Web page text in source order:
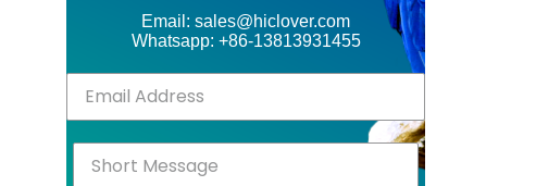
Email: sales@hiclover.com
Whatsapp: +86-13813931455